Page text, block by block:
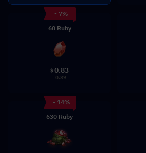
- 7%
60 Ruby
$0.83
0.89
- 14%
630 Ruby